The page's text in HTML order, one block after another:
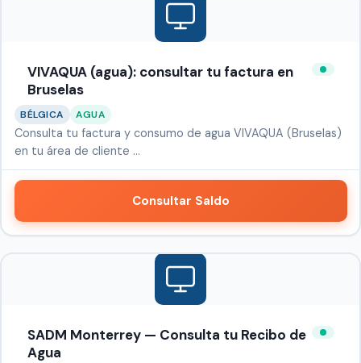
VIVAQUA (agua): consultar tu factura en
Bruselas
BÉLGICA AGUA
Consulta tu factura y consumo de agua VIVAQUA (Bruselas)
en tu área de cliente …
Consultar Saldo
SADM Monterrey — Consulta tu Recibo de
Agua